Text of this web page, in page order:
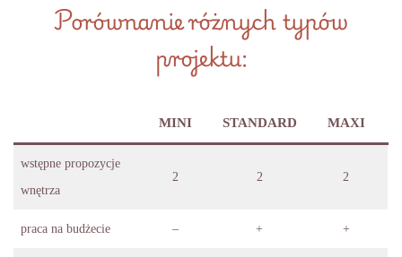
Porównanie różnych typów
projektu:
MINI STANDARD MAXI
wstępne propozycje
wnętrza
2 2 2
praca na budżecie – + +